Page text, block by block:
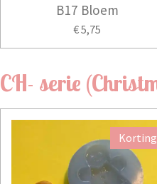
B17 Bloem
€ 5,75
CH- serie